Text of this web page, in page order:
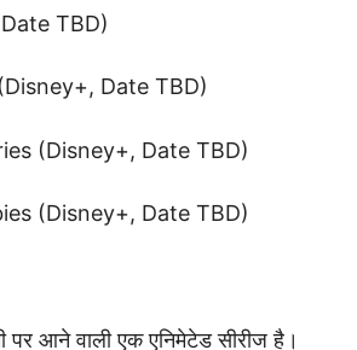
TBD)
Date TBD)
(Disney+, Date TBD)
(Disney+, Date TBD)
पर आने वाली एक एनिमेटेड सीरीज है।